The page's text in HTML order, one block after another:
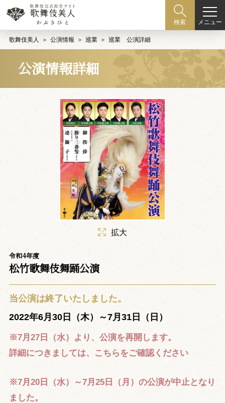
検索 メニュー
歌舞伎美人 公演情報 巡業 巡業 公演詳細
公演情報詳細
拡大
令和4年度
松竹歌舞伎舞踊公演
当公演は終了いたしました。
2022年6月30日（木）～7月31日（日）
※7月27日（水）より、公演を再開します。
詳細につきましては、こちらをご確認ください
※7月20日（水）～7月25日（月）の公演が中止となり
ました。